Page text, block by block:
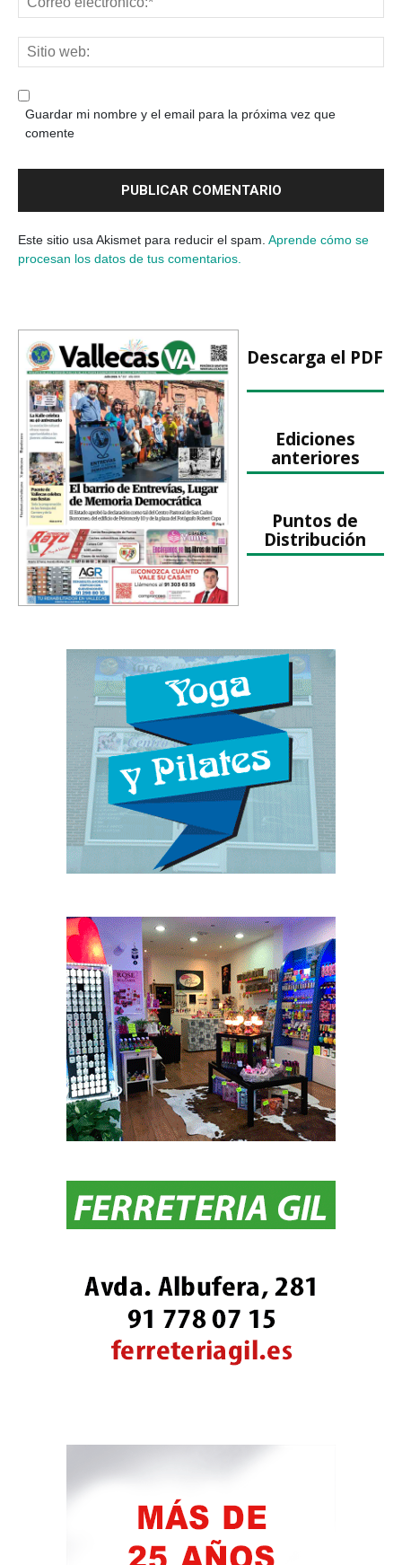
Guardar mi nombre y el email para la próxima vez que
comente
Este sitio usa Akismet para reducir el spam. Aprende cómo se
procesan los datos de tus comentarios.
Descarga el PDF
Ediciones
anteriores
Puntos de
Distribución